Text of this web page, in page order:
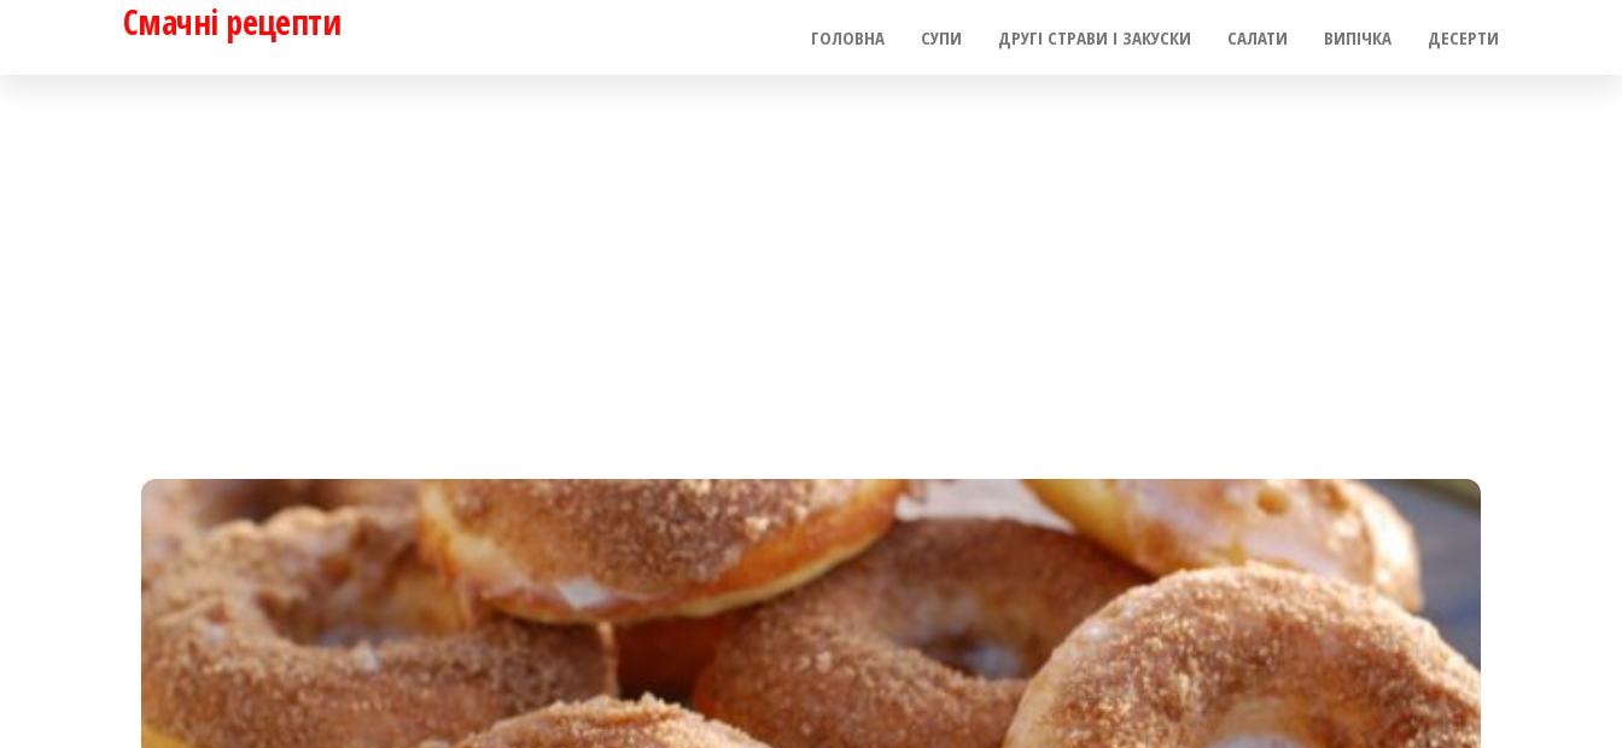
Смачні рецепти ГОЛОВНА СУПИ ДРУГІ СТРАВИ І ЗАКУСКИ САЛАТИ ВИПІЧКА ДЕСЕРТИ